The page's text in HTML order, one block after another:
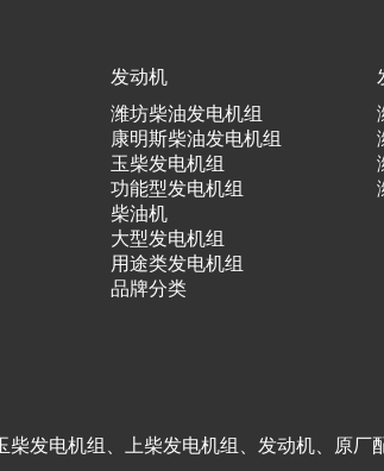
发动机
潍坊柴油发电机组
康明斯柴油发电机组
玉柴发电机组
功能型发电机组
柴油机
大型发电机组
用途类发电机组
品牌分类
发电机组、上柴发电机组、发动机、原厂